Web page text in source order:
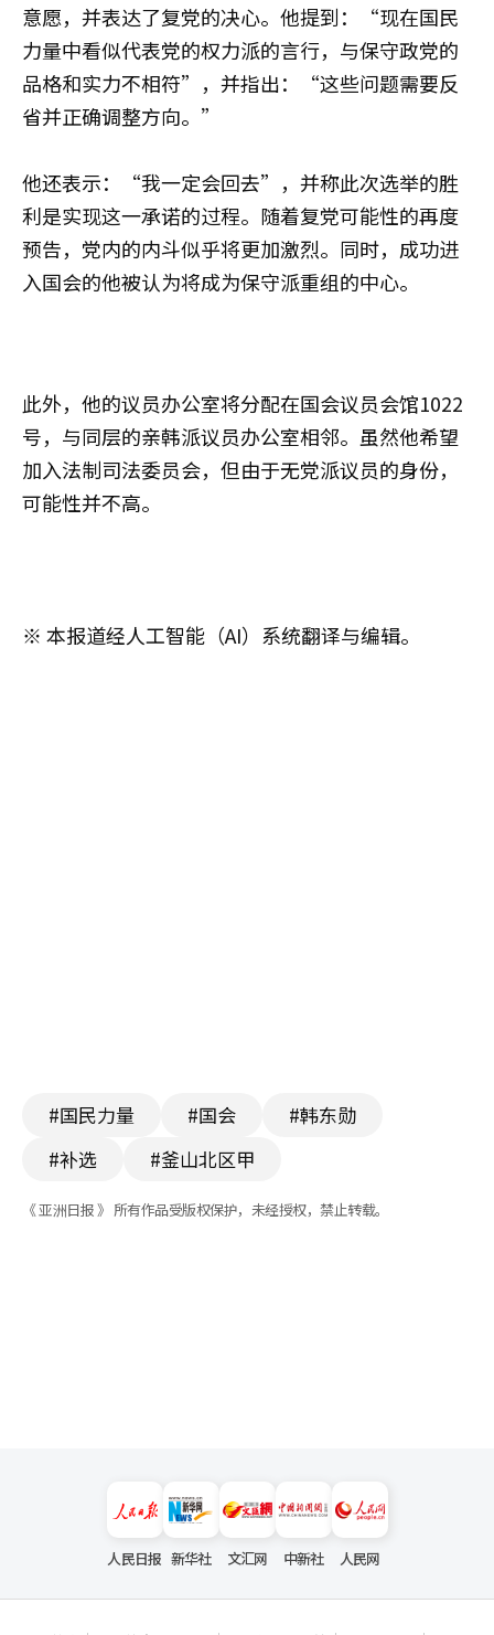
意愿，并表达了复党的决心。他提到：“现在国民
力量中看似代表党的权力派的言行，与保守政党的
品格和实力不相符”，并指出：“这些问题需要反
省并正确调整方向。”
他还表示：“我一定会回去”，并称此次选举的胜
利是实现这一承诺的过程。随着复党可能性的再度
预告，党内的内斗似乎将更加激烈。同时，成功进
入国会的他被认为将成为保守派重组的中心。
此外，他的议员办公室将分配在国会议员会馆1022
号，与同层的亲韩派议员办公室相邻。虽然他希望
加入法制司法委员会，但由于无党派议员的身份，
可能性并不高。
※ 本报道经人工智能（AI）系统翻译与编辑。
#国民力量 #国会
#韩东勋
#补选
#釜山北区甲
《 亚洲日报 》 所有作品受版权保护，未经授权，禁止转载。
人民日报 新华社 文汇网 中新社 人民网